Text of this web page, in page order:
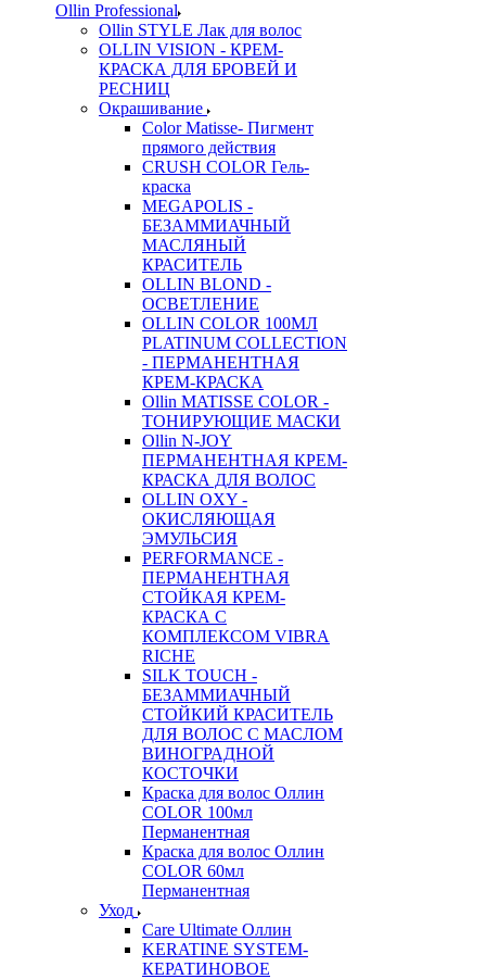
Ollin Professional
Ollin STYLE Лак для волос
OLLIN VISION - КРЕМ-
КРАСКА ДЛЯ БРОВЕЙ И
РЕСНИЦ
Окрашивание
Color Matisse- Пигмент
прямого действия
CRUSH COLOR Гель-
краска
MEGAPOLIS -
БЕЗАММИАЧНЫЙ
МАСЛЯНЫЙ
КРАСИТЕЛЬ
OLLIN BLOND -
ОСВЕТЛЕНИЕ
OLLIN COLOR 100МЛ
PLATINUM COLLECTION
- ПЕРМАНЕНТНАЯ
КРЕМ-КРАСКА
Ollin MATISSE COLOR -
ТОНИРУЮЩИЕ МАСКИ
Ollin N-JOY
ПЕРМАНЕНТНАЯ КРЕМ-
КРАСКА ДЛЯ ВОЛОС
OLLIN OXY -
ОКИСЛЯЮЩАЯ
ЭМУЛЬСИЯ
PERFORMANCE -
ПЕРМАНЕНТНАЯ
СТОЙКАЯ КРЕМ-
КРАСКА С
КОМПЛЕКСОМ VIBRA
RICHE
SILK TOUCH -
БЕЗАММИАЧНЫЙ
СТОЙКИЙ КРАСИТЕЛЬ
ДЛЯ ВОЛОС С МАСЛОМ
ВИНОГРАДНОЙ
КОСТОЧКИ
Краска для волос Оллин
COLOR 100мл
Перманентная
Краска для волос Оллин
COLOR 60мл
Перманентная
Уход
Care Ultimate Оллин
KERATINE SYSTEM-
КЕРАТИНОВОЕ